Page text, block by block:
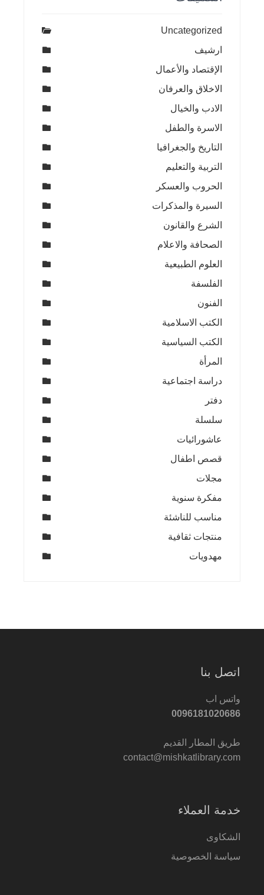
Uncategorized
ارشيف
الإقتصاد والأعمال
الاخلاق والعرفان
الادب والخيال
الاسرة والطفل
التاريخ والجغرافيا
التربية والتعليم
الحروب والعسكر
السيرة والمذكرات
الشرع والقانون
الصحافة والاعلام
العلوم الطبيعية
الفلسفة
الفنون
الكتب الاسلامية
الكتب السياسية
المرأة
دراسة اجتماعية
دفتر
سلسلة
عاشورائيات
قصص اطفال
مجلات
مفكرة سنوية
مناسب للناشئة
منتجات ثقافية
مهدويات
اتصل بنا
واتس اب
0096181020686
طريق المطار القديم
contact@mishkatlibrary.com
خدمة العملاء
الشكاوى
سياسة الخصوصية